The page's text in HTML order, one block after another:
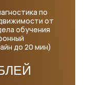
по
от
обучения
до 20 мин)